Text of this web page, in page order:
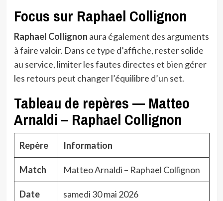
Focus sur Raphael Collignon
Raphael Collignon aura également des arguments
à faire valoir. Dans ce type d’affiche, rester solide
au service, limiter les fautes directes et bien gérer
les retours peut changer l’équilibre d’un set.
Tableau de repères — Matteo
Arnaldi – Raphael Collignon
Repère Information
Match Matteo Arnaldi – Raphael Collignon
Date samedi 30 mai 2026